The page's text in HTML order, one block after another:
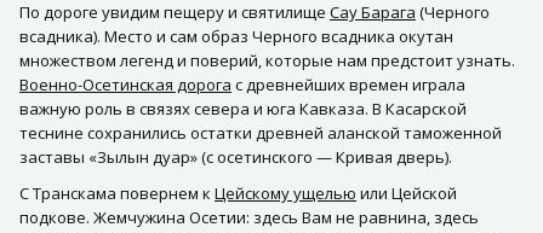
По дороге увидим пещеру и святилище Сау Барага (Черного
всадника). Место и сам образ Черного всадника окутан
множеством легенд и поверий, которые нам предстоит узнать.
Военно-Осетинская дорога с древнейших времен играла
важную роль в связях севера и юга Кавказа. В Касарской
теснине сохранились остатки древней аланской таможенной
заставы «Зылын дуар» (с осетинского — Кривая дверь).
С Транскама повернем к Цейскому ущелью или Цейской
подкове. Жемчужина Осетии: здесь Вам не равнина, здесь